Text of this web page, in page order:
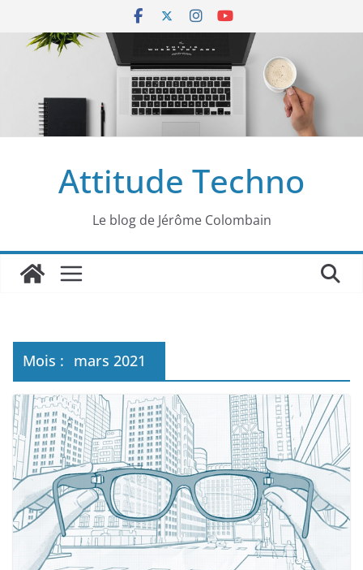
contenu
Attitude Techno
Le blog de Jérôme Colombain
Mois : mars 2021